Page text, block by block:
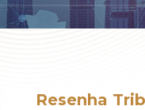
Resenha